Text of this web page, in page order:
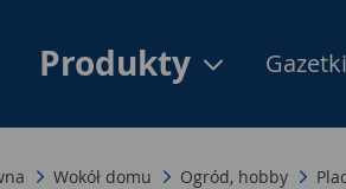
Produkty Gazetki
Wokół domu Ogród, hobby